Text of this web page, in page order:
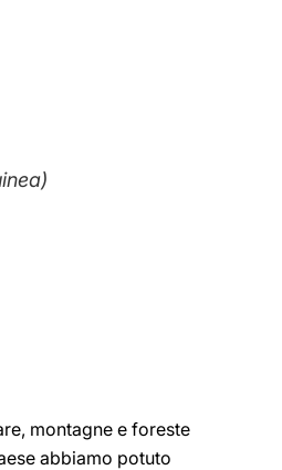
montagne e foreste
abbiamo potuto